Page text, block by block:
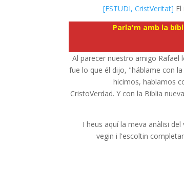
[ESTUDI, CristVeritat]
Parla'm amb la
Al parecer nuestro amigo Rafael
fue lo que él dijo, "háblame con
hicimos, hablamos
CristoVerdad. Y con la Biblia
I heus aquí la meva anàlisi del
vegin i l'escoltin